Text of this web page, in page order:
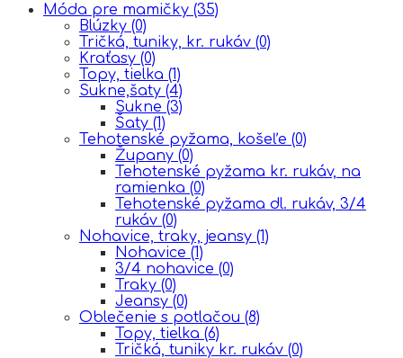
Móda pre mamičky (35)
Blúzky (0)
Tričká, tuniky, kr. rukáv (0)
Kraťasy (0)
Topy, tielka (1)
Sukne,šaty (4)
Sukne (3)
Šaty (1)
Tehotenské pyžama, košeľe (0)
Župany (0)
Tehotenské pyžama kr. rukáv, na
ramienka (0)
Tehotenské pyžama dl. rukáv, 3/4
rukáv (0)
Nohavice, traky, jeansy (1)
Nohavice (1)
3/4 nohavice (0)
Traky (0)
Jeansy (0)
Oblečenie s potlačou (8)
Topy, tielka (6)
Tričká, tuniky kr. rukáv (0)